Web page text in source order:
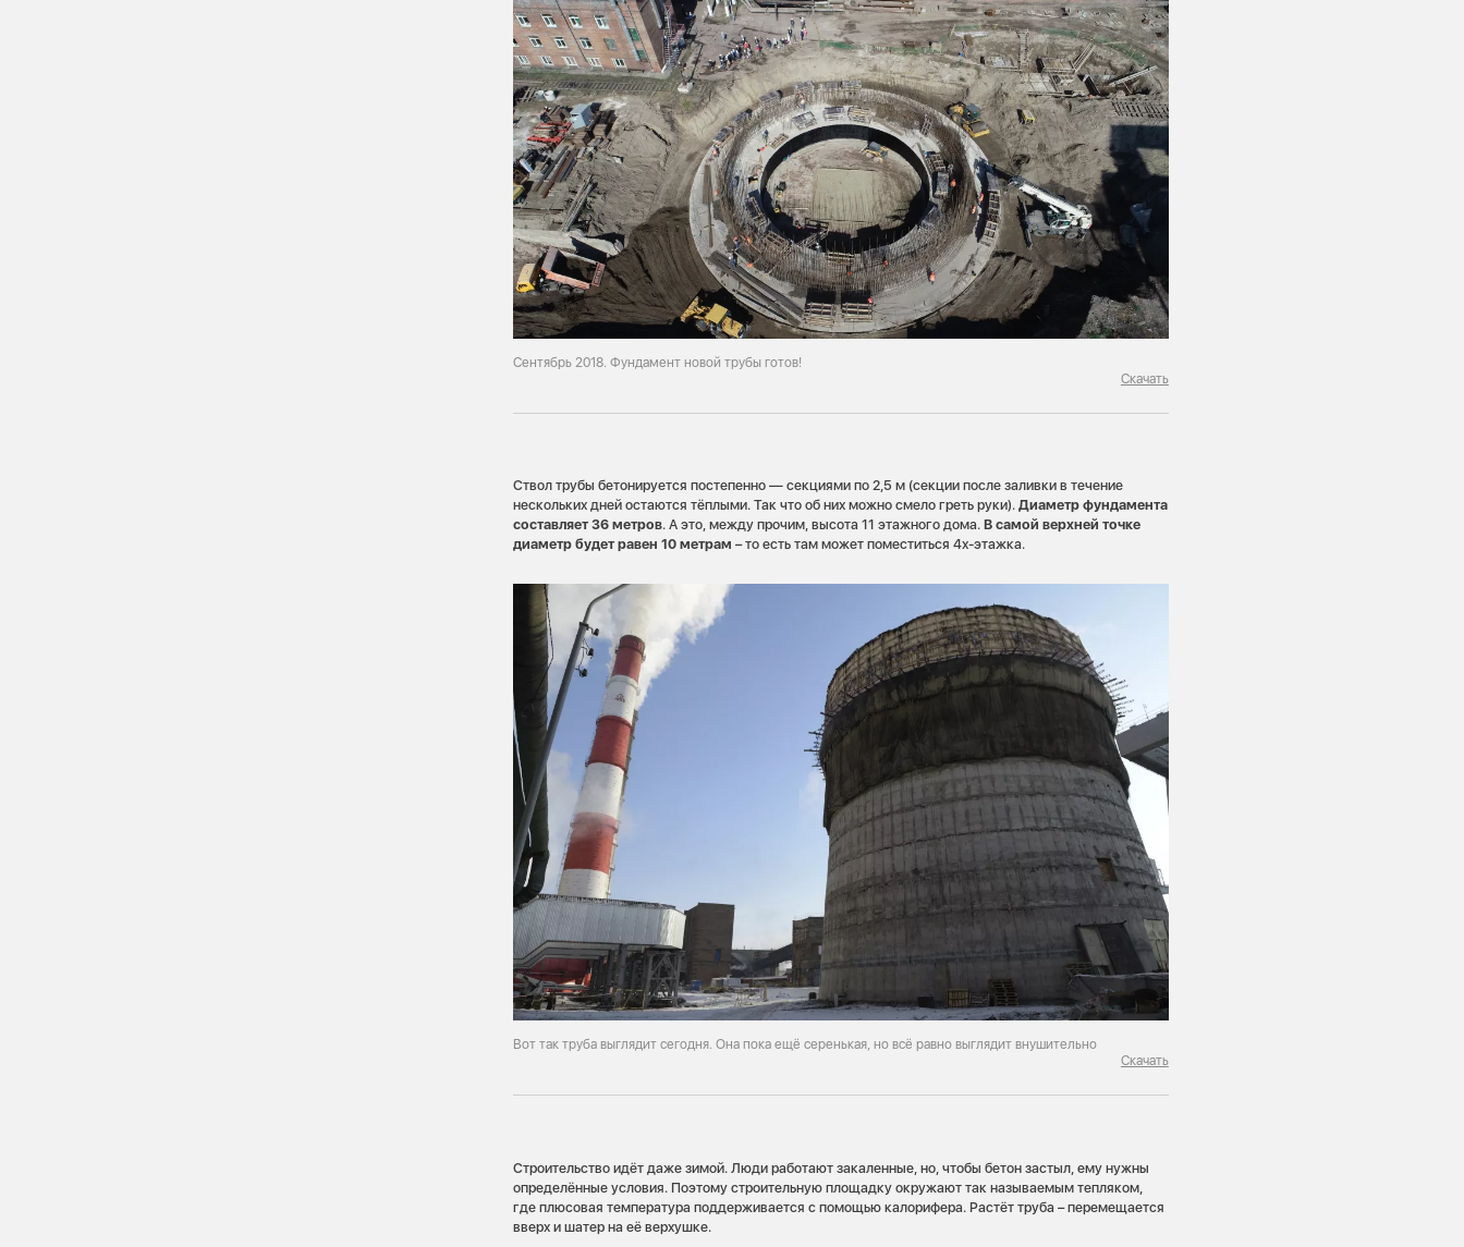
Сентябрь 2018. Фундамент новой трубы готов!
Скачать
Ствол трубы бетонируется постепенно — секциями по 2,5 м (секции после заливки в течение
нескольких дней остаются тёплыми. Так что об них можно смело греть руки).Диаметр фундамента
составляет 36 метров. А это, между прочим, высота 11 этажного дома.В самой верхней точке
диаметр будет равен 10 метрам – то есть там может поместиться 4х-этажка.
Вот так труба выглядит сегодня. Она пока ещё серенькая, но всё равно выглядит внушительно
Скачать
Строительство идёт даже зимой. Люди работают закаленные, но, чтобы бетон застыл, ему нужны
определённые условия. Поэтому строительную площадку окружают так называемым тепляком,
где плюсовая температура поддерживается с помощью калорифера. Растёт труба – перемещается
вверх и шатер на её верхушке.